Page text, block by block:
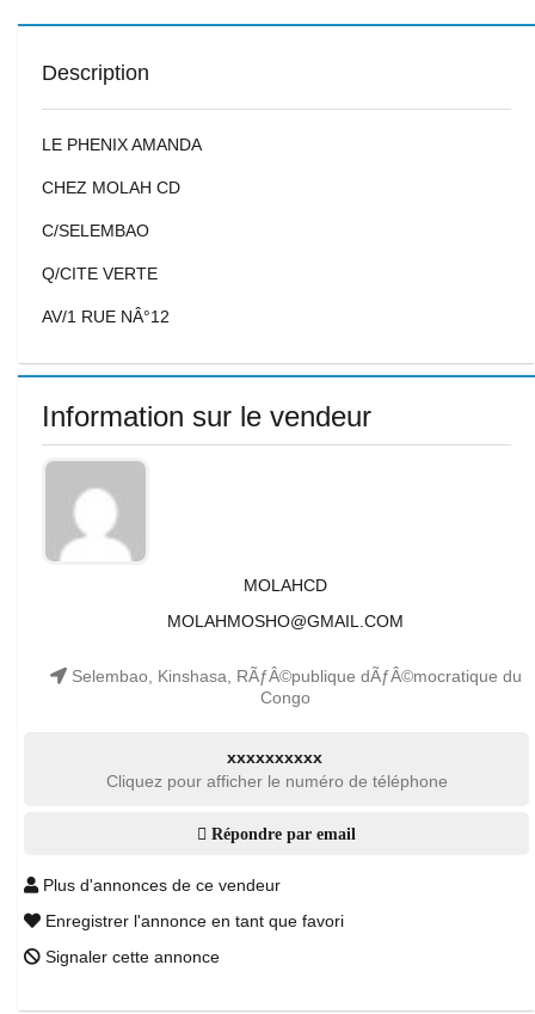
Description
LE PHENIX AMANDA
CHEZ MOLAH CD
C/SELEMBAO
Q/CITE VERTE
AV/1 RUE NÂ°12
Information sur le vendeur
MOLAHCD
MOLAHMOSHO@GMAIL.COM
Selembao, Kinshasa, RÃƒÂ©publique dÃƒÂ©mocratique du
Congo
xxxxxxxxxx
Cliquez pour afficher le numéro de téléphone
Répondre par email
Plus d'annonces de ce vendeur
Enregistrer l'annonce en tant que favori
Signaler cette annonce